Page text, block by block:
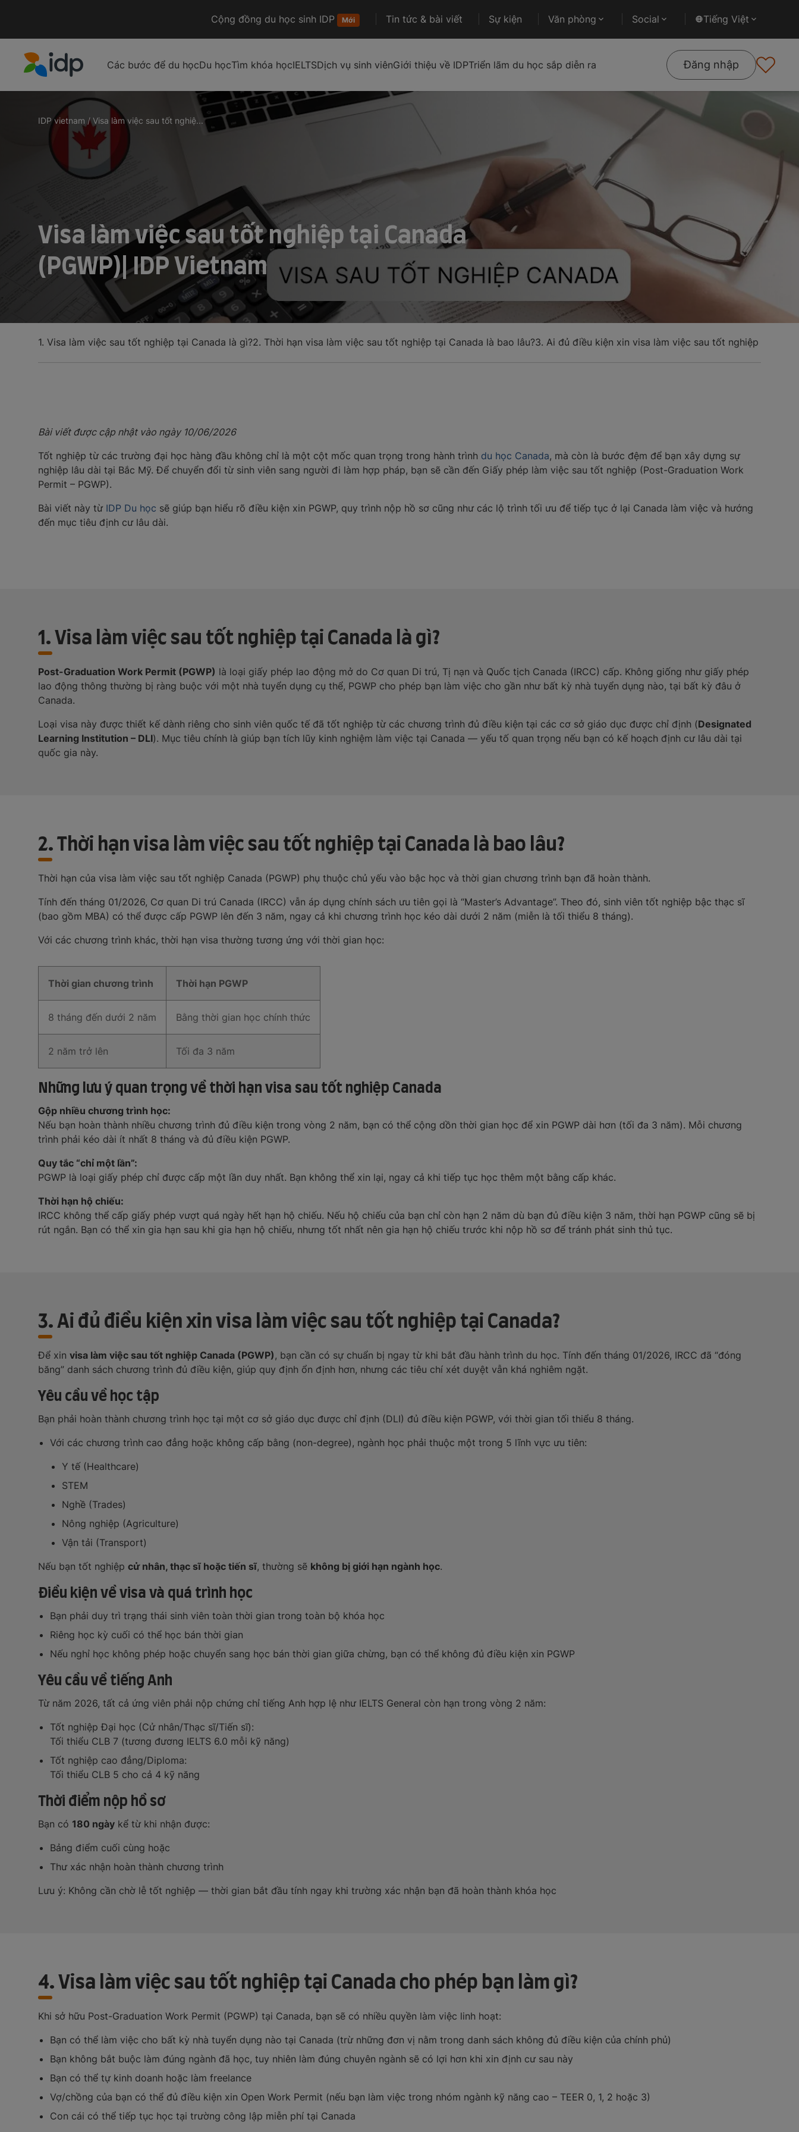
Cộng đồng du học sinh IDP Mới Tin tức & bài viết Sự kiện Văn phòng Social Tiếng Việt
Các bước để du họcDu họcTìm khóa họcIELTSDịch vụ sinh viênGiới thiệu về IDPTriển lãm du học sắp diễn ra Đăng nhập
IDP vietnam / Visa làm việc sau tốt nghiệ...
Visa làm việc sau tốt nghiệp tại Canada
(PGWP)| IDP Vietnam
1. Visa làm việc sau tốt nghiệp tại Canada là gì?2. Thời hạn visa làm việc sau tốt nghiệp tại Canada là bao lâu?3. Ai đủ điều kiện xin visa làm việc sau tốt nghiệp tại
Bài viết được cập nhật vào ngày 10/06/2026
Tốt nghiệp từ các trường đại học hàng đầu không chỉ là một cột mốc quan trọng trong hành trình du học Canada, mà còn là bước đệm để bạn xây dựng sự
nghiệp lâu dài tại Bắc Mỹ. Để chuyển đổi từ sinh viên sang người đi làm hợp pháp, bạn sẽ cần đến Giấy phép làm việc sau tốt nghiệp (Post-Graduation Work
Permit – PGWP).
Bài viết này từ IDP Du học sẽ giúp bạn hiểu rõ điều kiện xin PGWP, quy trình nộp hồ sơ cũng như các lộ trình tối ưu để tiếp tục ở lại Canada làm việc và hướng
đến mục tiêu định cư lâu dài.
1. Visa làm việc sau tốt nghiệp tại Canada là gì?
Post-Graduation Work Permit (PGWP) là loại giấy phép lao động mở do Cơ quan Di trú, Tị nạn và Quốc tịch Canada (IRCC) cấp. Không giống như giấy phép
lao động thông thường bị ràng buộc với một nhà tuyển dụng cụ thể, PGWP cho phép bạn làm việc cho gần như bất kỳ nhà tuyển dụng nào, tại bất kỳ đâu ở
Canada.
Loại visa này được thiết kế dành riêng cho sinh viên quốc tế đã tốt nghiệp từ các chương trình đủ điều kiện tại các cơ sở giáo dục được chỉ định (Designated
Learning Institution – DLI). Mục tiêu chính là giúp bạn tích lũy kinh nghiệm làm việc tại Canada — yếu tố quan trọng nếu bạn có kế hoạch định cư lâu dài tại
quốc gia này.
2. Thời hạn visa làm việc sau tốt nghiệp tại Canada là bao lâu?
Thời hạn của visa làm việc sau tốt nghiệp Canada (PGWP) phụ thuộc chủ yếu vào bậc học và thời gian chương trình bạn đã hoàn thành.
Tính đến tháng 01/2026, Cơ quan Di trú Canada (IRCC) vẫn áp dụng chính sách ưu tiên gọi là “Master’s Advantage”. Theo đó, sinh viên tốt nghiệp bậc thạc sĩ
(bao gồm MBA) có thể được cấp PGWP lên đến 3 năm, ngay cả khi chương trình học kéo dài dưới 2 năm (miễn là tối thiểu 8 tháng).
Với các chương trình khác, thời hạn visa thường tương ứng với thời gian học:
Thời gian chương trình Thời hạn PGWP
8 tháng đến dưới 2 năm Bằng thời gian học chính thức
2 năm trở lên Tối đa 3 năm
Những lưu ý quan trọng về thời hạn visa sau tốt nghiệp Canada
Gộp nhiều chương trình học:
Nếu bạn hoàn thành nhiều chương trình đủ điều kiện trong vòng 2 năm, bạn có thể cộng dồn thời gian học để xin PGWP dài hơn (tối đa 3 năm). Mỗi chương
trình phải kéo dài ít nhất 8 tháng và đủ điều kiện PGWP.
Quy tắc “chỉ một lần”:
PGWP là loại giấy phép chỉ được cấp một lần duy nhất. Bạn không thể xin lại, ngay cả khi tiếp tục học thêm một bằng cấp khác.
Thời hạn hộ chiếu:
IRCC không thể cấp giấy phép vượt quá ngày hết hạn hộ chiếu. Nếu hộ chiếu của bạn chỉ còn hạn 2 năm dù bạn đủ điều kiện 3 năm, thời hạn PGWP cũng sẽ bị
rút ngắn. Bạn có thể xin gia hạn sau khi gia hạn hộ chiếu, nhưng tốt nhất nên gia hạn hộ chiếu trước khi nộp hồ sơ để tránh phát sinh thủ tục.
3. Ai đủ điều kiện xin visa làm việc sau tốt nghiệp tại Canada?
Để xin visa làm việc sau tốt nghiệp Canada (PGWP) , bạn cần có sự chuẩn bị ngay từ khi bắt đầu hành trình du học. Tính đến tháng 01/2026, IRCC đã “đóng
băng” danh sách chương trình đủ điều kiện, giúp quy định ổn định hơn, nhưng các tiêu chí xét duyệt vẫn khá nghiêm ngặt.
Yêu cầu về học tập
Bạn phải hoàn thành chương trình học tại một cơ sở giáo dục được chỉ định (DLI) đủ điều kiện PGWP, với thời gian tối thiểu 8 tháng.
Với các chương trình cao đẳng hoặc không cấp bằng (non-degree), ngành học phải thuộc một trong 5 lĩnh vực ưu tiên:
Y tế (Healthcare)
STEM
Nghề (Trades)
Nông nghiệp (Agriculture)
Vận tải (Transport)
Nếu bạn tốt nghiệp cử nhân, thạc sĩ hoặc tiến sĩ, thường sẽ không bị giới hạn ngành học.
Điều kiện về visa và quá trình học
Bạn phải duy trì trạng thái sinh viên toàn thời gian trong toàn bộ khóa học
Riêng học kỳ cuối có thể học bán thời gian
Nếu nghỉ học không phép hoặc chuyển sang học bán thời gian giữa chừng, bạn có thể không đủ điều kiện xin PGWP
Yêu cầu về tiếng Anh
Từ năm 2026, tất cả ứng viên phải nộp chứng chỉ tiếng Anh hợp lệ như IELTS General còn hạn trong vòng 2 năm:
Tốt nghiệp Đại học (Cử nhân/Thạc sĩ/Tiến sĩ):
Tối thiểu CLB 7 (tương đương IELTS 6.0 mỗi kỹ năng)
Tốt nghiệp cao đẳng/Diploma:
Tối thiểu CLB 5 cho cả 4 kỹ năng
Thời điểm nộp hồ sơ
Bạn có 180 ngày kể từ khi nhận được:
Bảng điểm cuối cùng hoặc
Thư xác nhận hoàn thành chương trình
Lưu ý: Không cần chờ lễ tốt nghiệp — thời gian bắt đầu tính ngay khi trường xác nhận bạn đã hoàn thành khóa học
4. Visa làm việc sau tốt nghiệp tại Canada cho phép bạn làm gì?
Khi sở hữu Post-Graduation Work Permit (PGWP) tại Canada, bạn sẽ có nhiều quyền làm việc linh hoạt:
Bạn có thể làm việc cho bất kỳ nhà tuyển dụng nào tại Canada (trừ những đơn vị nằm trong danh sách không đủ điều kiện của chính phủ)
Bạn không bắt buộc làm đúng ngành đã học, tuy nhiên làm đúng chuyên ngành sẽ có lợi hơn khi xin định cư sau này
Bạn có thể tự kinh doanh hoặc làm freelance
Vợ/chồng của bạn có thể đủ điều kiện xin Open Work Permit (nếu bạn làm việc trong nhóm ngành kỹ năng cao – TEER 0, 1, 2 hoặc 3)
Con cái có thể tiếp tục học tại trường công lập miễn phí tại Canada